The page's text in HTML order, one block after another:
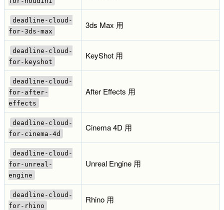
deadline-cloud-
for-3ds-max
3ds Max 用
deadline-cloud-
for-keyshot
KeyShot 用
deadline-cloud-
for-after-
effects
After Effects 用
deadline-cloud-
for-cinema-4d
Cinema 4D 用
deadline-cloud-
for-unreal-
engine
Unreal Engine 用
deadline-cloud-
for-rhino
Rhino 用